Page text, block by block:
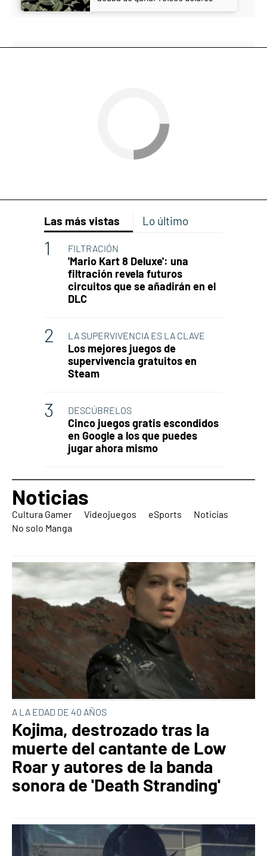
Las más vistas Lo último
FILTRACIÓN
'Mario Kart 8 Deluxe': una
filtración revela futuros
circuitos que se añadirán en el
DLC
LA SUPERVIVENCIA ES LA CLAVE
Los mejores juegos de
supervivencia gratuitos en
Steam
DESCÚBRELOS
Cinco juegos gratis escondidos
en Google a los que puedes
jugar ahora mismo
Noticias
Cultura Gamer Videojuegos eSports
Noticias
No solo Manga
A LA EDAD DE 40 AÑOS
Kojima, destrozado tras la
muerte del cantante de Low
Roar y autores de la banda
sonora de 'Death Stranding'